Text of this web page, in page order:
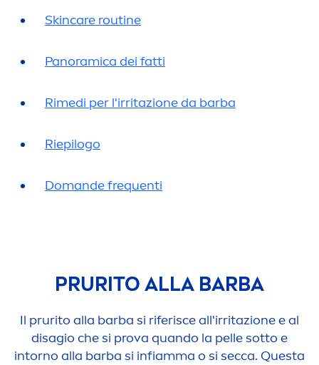
Skincare routine
Panoramica dei fatti
Rimedi per l'irritazione da barba
Riepilogo
Domande frequenti
PRURITO ALLA BARBA
Il prurito alla barba si riferisce all'irritazione e al
disagio che si prova quando la pelle sotto e
intorno alla barba si infiamma o si secca. Questa